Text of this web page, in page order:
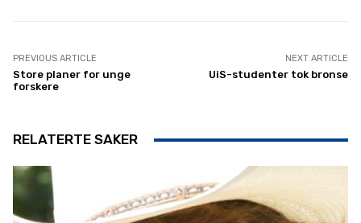
PREVIOUS ARTICLE
Store planer for unge
forskere
NEXT ARTICLE
UiS-studenter tok bronse
RELATERTE SAKER